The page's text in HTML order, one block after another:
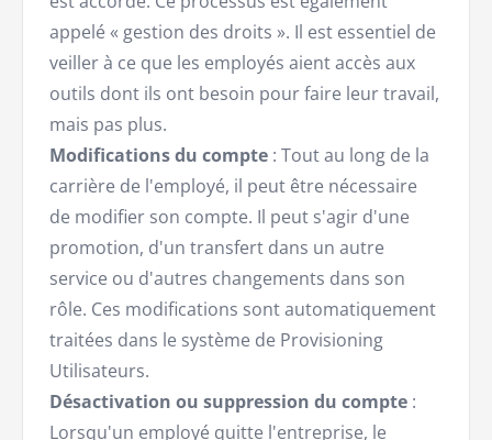
appelé « gestion des droits ». Il est essentiel de
veiller à ce que les employés aient accès aux
outils dont ils ont besoin pour faire leur travail,
mais pas plus.
Modifications du compte : Tout au long de la
carrière de l'employé, il peut être nécessaire
de modifier son compte. Il peut s'agir d'une
promotion, d'un transfert dans un autre
service ou d'autres changements dans son
rôle. Ces modifications sont automatiquement
traitées dans le système de Provisioning
Utilisateurs.
Désactivation ou suppression du compte :
Lorsqu'un employé quitte l'entreprise, le